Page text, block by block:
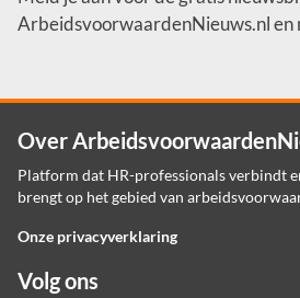
ArbeidsvoorwaardenNieuws.nl en
Over
Platform dat HR-professionals verbindt
brengt op het gebied van
Onze privacyverklaring
Volg ons